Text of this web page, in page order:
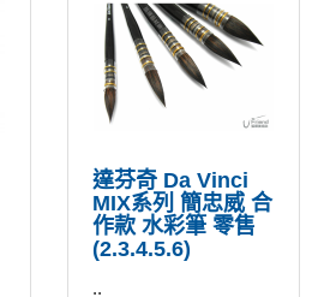
達芬奇 Da Vinci
MIX系列 簡忠威 合
作款 水彩筆 零售
(2.3.4.5.6)
..